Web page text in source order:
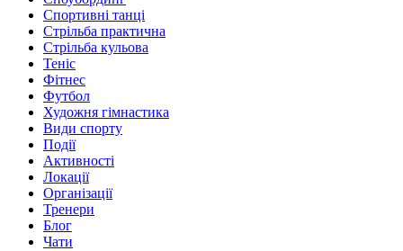
Спортивні танці
Стрільба практична
Стрільба кульова
Теніс
Фітнес
Футбол
Художня гімнастика
Види спорту
Події
Активності
Локації
Організації
Тренери
Блог
Чати